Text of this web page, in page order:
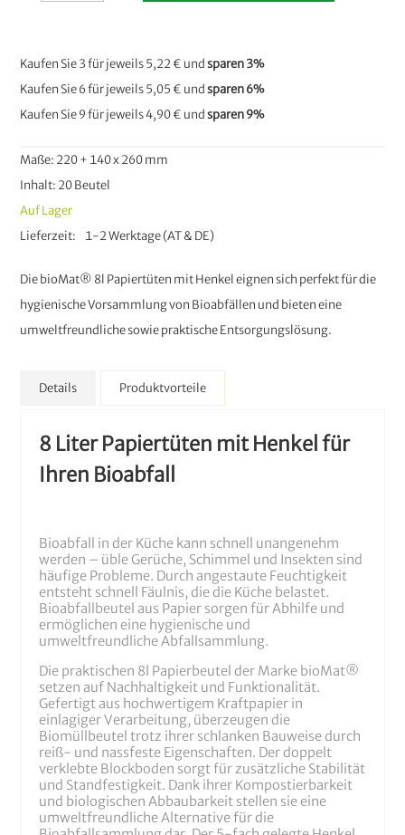
Die bioMat® 8l Papiertüten mit Henkel eignen sich perfekt für die
hygienische Vorsammlung von Bioabfällen und bieten eine
umweltfreundliche sowie praktische Entsorgungslösung.
Maße: 220 + 140 x 260 mm
Inhalt: 20 Beutel
Auf Lager
Lieferzeit
1-2 Werktage (AT & DE)
Kaufen Sie 3 für jeweils5,22 € undsparen3%
Kaufen Sie 6 für jeweils5,05 € undsparen6%
Kaufen Sie 9 für jeweils4,90 € undsparen9%
Details
8 Liter Papiertüten mit Henkel für
Ihren Bioabfall
Bioabfall in der Küche kann schnell unangenehm
werden – üble Gerüche, Schimmel und Insekten sind
häufige Probleme. Durch angestaute Feuchtigkeit
entsteht schnell Fäulnis, die die Küche belastet.
Bioabfallbeutel aus Papier sorgen für Abhilfe und
ermöglichen eine hygienische und
umweltfreundliche Abfallsammlung.
Die praktischen 8l Papierbeutel der Marke bioMat®
setzen auf Nachhaltigkeit und Funktionalität.
Gefertigt aus hochwertigem Kraftpapier in
einlagiger Verarbeitung, überzeugen die
Biomüllbeutel trotz ihrer schlanken Bauweise durch
reiß- und nassfeste Eigenschaften. Der doppelt
verklebte Blockboden sorgt für zusätzliche Stabilität
und Standfestigkeit. Dank ihrer Kompostierbarkeit
und biologischen Abbaubarkeit stellen sie eine
umweltfreundliche Alternative für die
Produktvorteile